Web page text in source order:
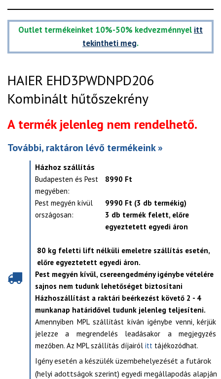
Outlet termékeinket 10%-50% kedvezménnyel itt
tekintheti meg.
HAIER EHD3PWDNPD206
Kombinált hűtőszekrény
A termék jelenleg nem rendelhető.
További, raktáron lévő termékeink »
Házhoz szállítás
Budapesten és Pest
megyében:
8990 Ft
Pest megyén kívül
országosan:
9990 Ft (3 db termékig)
3 db termék felett, előre
egyeztetett egyedi áron
80 kg feletti lift nélküli emeletre szállítás esetén,
előre egyeztetett egyedi áron.
Pest megyén kívül, csereengedmény igénybe vételére
sajnos nem tudunk lehetőséget biztosítani
Házhoszállítást a raktári beérkezést követő 2 - 4
munkanap határidővel tudunk jelenleg teljesíteni.
Amennyiben MPL szállítást kíván igénybe venni, kérjük
jelezze a megrendelés leadásakor a megjegyzés
mezőben. Az MPL szállítás díjairól itt tájékozódhat.
Igény esetén a készülék üzembehelyezését a futárok
(helyi adottságok szerint) egyedi megállapodás alapján